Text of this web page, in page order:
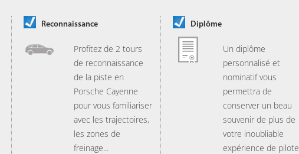
Reconnaissance
Profitez de 2 tours
de reconnaissance
de la piste en
Porsche Cayenne
pour vous familiariser
avec les trajectoires,
les zones de
freinage...
Diplôme
Un diplôme
personnalisé et
nominatif vous
permettra de
conserver un beau
souvenir de plus de
votre inoubliable
expérience de pilote